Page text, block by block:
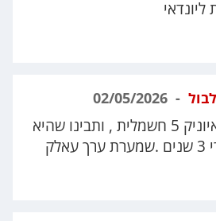
חפשו ביד 2 יונדאי איוניק 5 חשמלית , ותבינו שהיא